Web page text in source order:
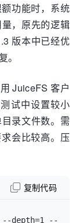
功能时，系统
，原先的逻辑
版本中已经优
。
JuiceFS 客户
试中设置较小
录文件数。需
会比较高。压
--depth=1 --
复制代码